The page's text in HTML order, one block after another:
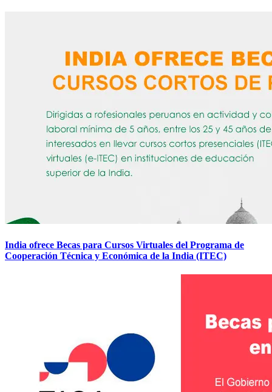
India ofrece Becas para Cursos Virtuales del Programa de
Cooperación Técnica y Económica de la India (ITEC)